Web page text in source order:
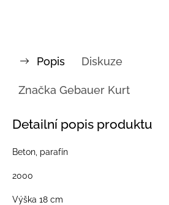
Popis Diskuze
Značka Gebauer Kurt
Detailní popis produktu
Beton, parafín
2000
Výška 18 cm